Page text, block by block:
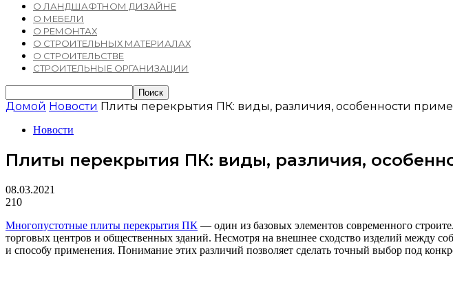
О ЛАНДШАФТНОМ ДИЗАЙНЕ
О МЕБЕЛИ
О РЕМОНТАХ
О СТРОИТЕЛЬНЫХ МАТЕРИАЛАХ
О СТРОИТЕЛЬСТВЕ
СТРОИТЕЛЬНЫЕ ОРГАНИЗАЦИИ
Домой Новости Плиты перекрытия ПК: виды, различия, особенности
Новости
Плиты перекрытия ПК: виды, различия,
08.03.2021
210
Многопустотные плиты перекрытия ПК — один из базовых элементов современного
торговых центров и общественных зданий. Несмотря на внешнее сходство изделий между
и способу применения. Понимание этих различий позволяет сделать точный выбор под